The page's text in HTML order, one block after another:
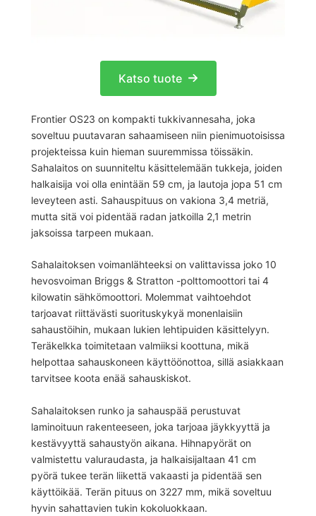
Katso tuote
Frontier OS23 on kompakti tukkivannesaha, joka
soveltuu puutavaran sahaamiseen niin pienimuotoisissa
projekteissa kuin hieman suuremmissa töissäkin.
Sahalaitos on suunniteltu käsittelemään tukkeja, joiden
halkaisija voi olla enintään 59 cm, ja lautoja jopa 51 cm
leveyteen asti. Sahauspituus on vakiona 3,4 metriä,
mutta sitä voi pidentää radan jatkoilla 2,1 metrin
jaksoissa tarpeen mukaan.
Sahalaitoksen voimanlähteeksi on valittavissa joko 10
hevosvoiman Briggs & Stratton -polttomoottori tai 4
kilowatin sähkömoottori. Molemmat vaihtoehdot
tarjoavat riittävästi suorituskykyä monenlaisiin
sahaustöihin, mukaan lukien lehtipuiden käsittelyyn.
Teräkelkka toimitetaan valmiiksi koottuna, mikä
helpottaa sahauskoneen käyttöönottoa, sillä asiakkaan
tarvitsee koota enää sahauskiskot.
Sahalaitoksen runko ja sahauspää perustuvat
laminoituun rakenteeseen, joka tarjoaa jäykkyyttä ja
kestävyyttä sahaustyön aikana. Hihnapyörät on
valmistettu valuraudasta, ja halkaisijaltaan 41 cm
pyörä tukee terän liikettä vakaasti ja pidentää sen
käyttöikää. Terän pituus on 3227 mm, mikä soveltuu
hyvin sahattavien tukin kokoluokkaan.